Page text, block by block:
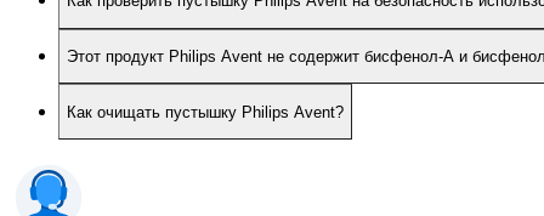
Этот продукт Philips Avent не содержит бисфенол-А и
Как очищать пустышку Philips Avent?